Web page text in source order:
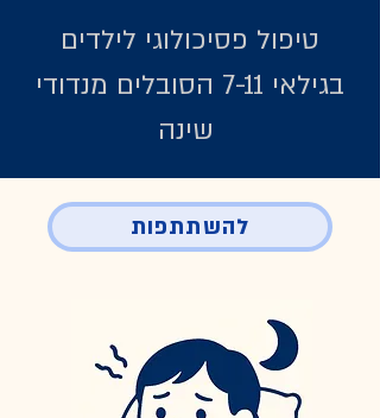
טיפול פסיכולוגי לילדים
בגילאי 7-11 הסובלים מנדודי
להשתתפות